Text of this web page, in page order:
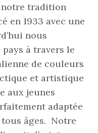
tradition
en 1933 avec une
nous
à travers le
de couleurs
et artistique
aux jeunes
adaptée
âges. Notre